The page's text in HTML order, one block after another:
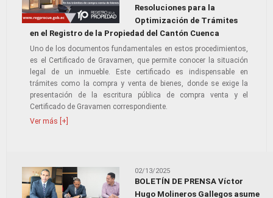
Resoluciones para la
Optimización de Trámites
en el Registro de la Propiedad del Cantón Cuenca
Uno de los documentos fundamentales en estos procedimientos,
es el Certificado de Gravamen, que permite conocer la situación
legal de un inmueble. Este certificado es indispensable en
trámites como la compra y venta de bienes, donde se exige la
presentación de la escritura pública de compra venta y el
Certificado de Gravamen correspondiente.
Ver más [+]
02/13/2025
BOLETÍN DE PRENSA Víctor
Hugo Molineros Gallegos asume